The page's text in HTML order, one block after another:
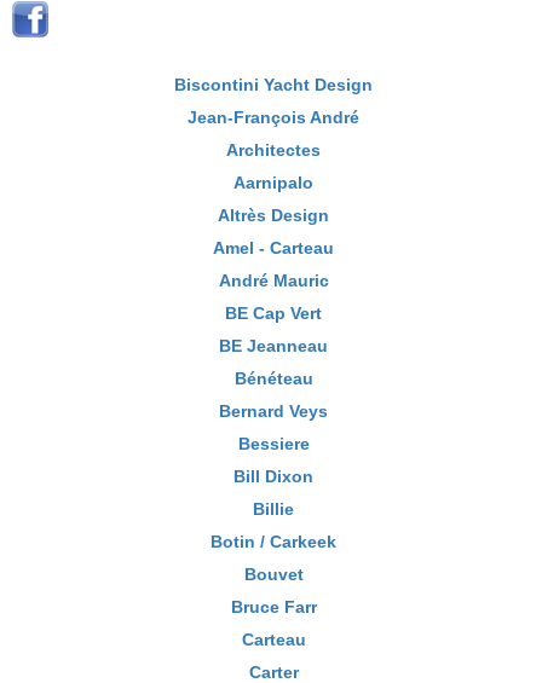
Biscontini Yacht Design
Jean-François André
Architectes
Aarnipalo
Altrès Design
Amel - Carteau
André Mauric
BE Cap Vert
BE Jeanneau
Bénéteau
Bernard Veys
Bessiere
Bill Dixon
Billie
Botin / Carkeek
Bouvet
Bruce Farr
Carteau
Carter